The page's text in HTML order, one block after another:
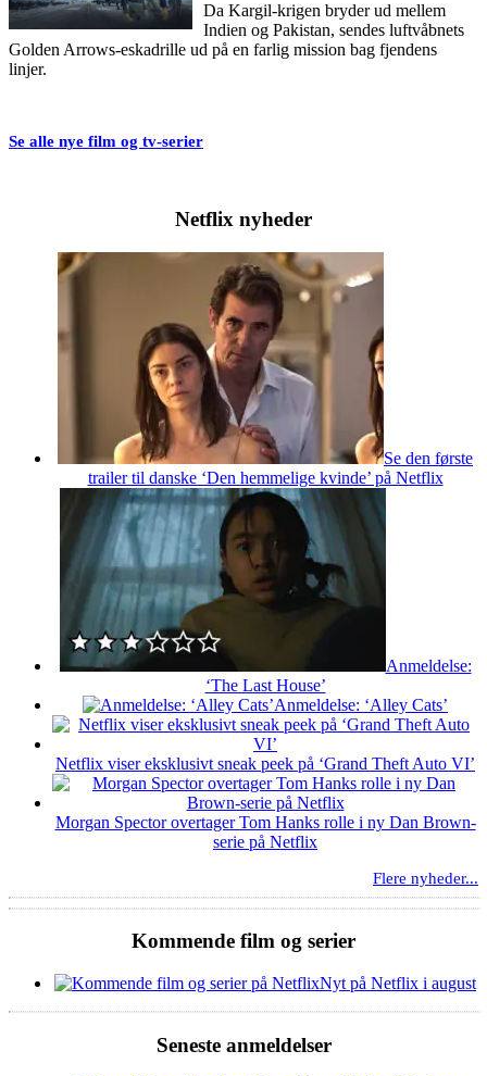
Da Kargil-krigen bryder ud mellem
Indien og Pakistan, sendes luftvåbnets
Golden Arrows-eskadrille ud på en farlig mission bag fjendens
linjer.
Se alle nye film og tv-serier
Netflix nyheder
Se den første
trailer til danske ‘Den hemmelige kvinde’ på Netflix
Anmeldelse:
‘The Last House’
Anmeldelse: ‘Alley Cats’
Netflix viser eksklusivt sneak peek på ‘Grand Theft Auto VI’
Morgan Spector overtager Tom Hanks rolle i ny Dan Brown-
serie på Netflix
Flere nyheder...
Kommende film og serier
Nyt på Netflix i august
Seneste anmeldelser